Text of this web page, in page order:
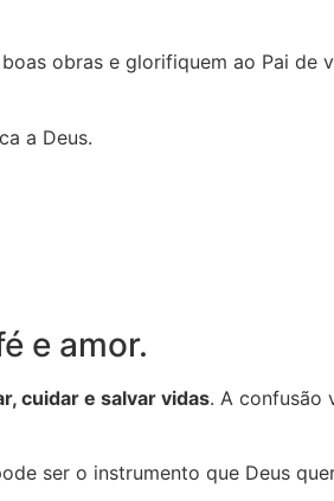
obras e glorifiquem ao Pai de
a Deus.
e amor.
cuidar e salvar vidas. A confusão
ser o instrumento que Deus